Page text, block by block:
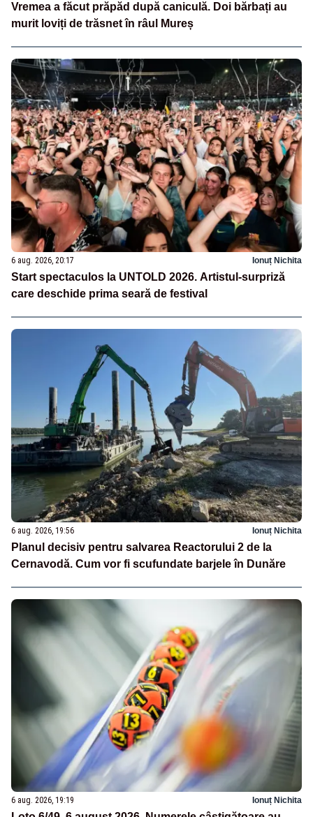
Vremea a făcut prăpăd după caniculă. Doi bărbați au
murit loviți de trăsnet în râul Mureș
6 aug. 2026, 20:17 Ionuț Nichita
Start spectaculos la UNTOLD 2026. Artistul-surpriză
care deschide prima seară de festival
6 aug. 2026, 19:56 Ionuț Nichita
Planul decisiv pentru salvarea Reactorului 2 de la
Cernavodă. Cum vor fi scufundate barjele în Dunăre
6 aug. 2026, 19:19 Ionuț Nichita